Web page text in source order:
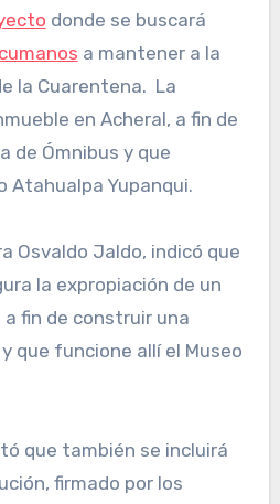
donde se buscará
a mantener a la
la Cuarentena. La
en Acheral, a fin de
de Ómnibus y que
Atahualpa Yupanqui.
Osvaldo Jaldo, indicó que
la expropiación de un
fin de construir una
que funcione allí el Museo
que también se incluirá
firmado por los